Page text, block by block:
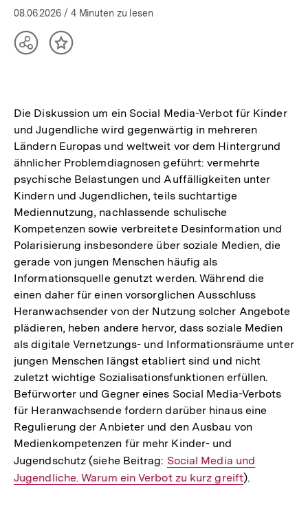
08.06.2026 / 4 Minuten zu lesen
TeilenInhalt
Die Diskussion um ein Social Media-Verbot für Kinder
und Jugendliche wird gegenwärtig in mehreren
Ländern Europas und weltweit vor dem Hintergrund
ähnlicher Problemdiagnosen geführt: vermehrte
psychische Belastungen und Auffälligkeiten unter
Kindern und Jugendlichen, teils suchtartige
Mediennutzung, nachlassende schulische
Kompetenzen sowie verbreitete Desinformation und
Polarisierung insbesondere über soziale Medien, die
gerade von jungen Menschen häufig als
Informationsquelle genutzt werden. Während die
einen daher für einen vorsorglichen Ausschluss
Heranwachsender von der Nutzung solcher Angebote
plädieren, heben andere hervor, dass soziale Medien
als digitale Vernetzungs- und Informationsräume unter
jungen Menschen längst etabliert sind und nicht
zuletzt wichtige Sozialisationsfunktionen erfüllen.
Befürworter und Gegner eines Social Media-Verbots
für Heranwachsende fordern darüber hinaus eine
Regulierung der Anbieter und den Ausbau von
Medienkompetenzen für mehr Kinder- und
Jugendschutz (siehe Beitrag: Interner
Link:
Social Media und
Jugendliche. Warum ein Verbot zu kurz greift).